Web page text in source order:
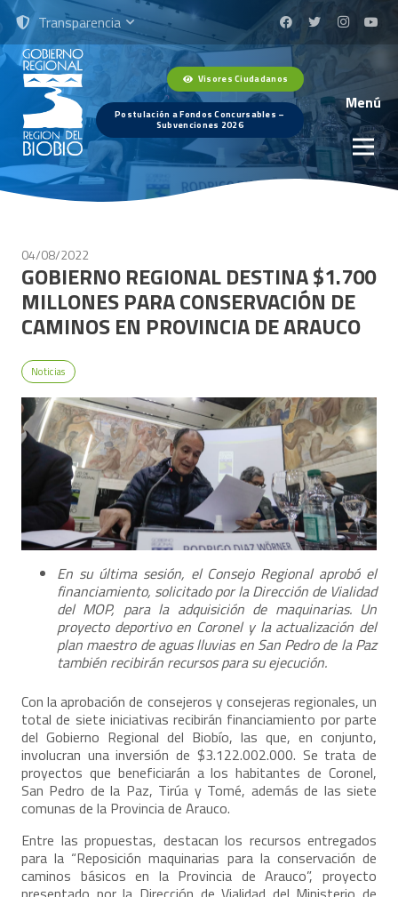
Transparencia
Visores Ciudadanos
Postulación a Fondos Concursables –
Subvenciones 2026
Menú
04/08/2022
GOBIERNO REGIONAL DESTINA $1.700
MILLONES PARA CONSERVACIÓN DE
CAMINOS EN PROVINCIA DE ARAUCO
Noticias
En su última sesión, el Consejo Regional aprobó el
financiamiento, solicitado por la Dirección de Vialidad
del MOP, para la adquisición de maquinarias. Un
proyecto deportivo en Coronel y la actualización del
plan maestro de aguas lluvias en San Pedro de la Paz
también recibirán recursos para su ejecución.
Con la aprobación de consejeros y consejeras regionales, un
total de siete iniciativas recibirán financiamiento por parte
del Gobierno Regional del Biobío, las que, en conjunto,
involucran una inversión de $3.122.002.000. Se trata de
proyectos que beneficiarán a los habitantes de Coronel,
San Pedro de la Paz, Tirúa y Tomé, además de las siete
comunas de la Provincia de Arauco.
Entre las propuestas, destacan los recursos entregados
para la “Reposición maquinarias para la conservación de
caminos básicos en la Provincia de Arauco”, proyecto